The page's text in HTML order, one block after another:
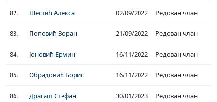
82. Шестић Алекса 02/09/2022 Редован члан
83. Поповић Зоран 21/09/2022 Редован члан
84. Јоновић Ермин 16/11/2022 Редован члан
85. Обрадовић Борис 16/11/2022 Редован члан
86. Драгаш Стефан 30/01/2023 Редован члан